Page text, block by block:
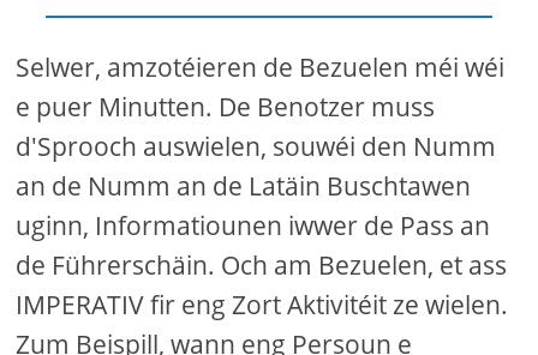
Selwer, amzotéieren de Bezuelen méi wéi
e puer Minutten. De Benotzer muss
d'Sprooch auswielen, souwéi den Numm
an de Numm an de Latäin Buschtawen
uginn, Informatiounen iwwer de Pass an
de Führerschäin. Och am Bezuelen, et ass
IMPERATIV fir eng Zort Aktivitéit ze wielen.
Zum Beispill, wann eng Persoun e